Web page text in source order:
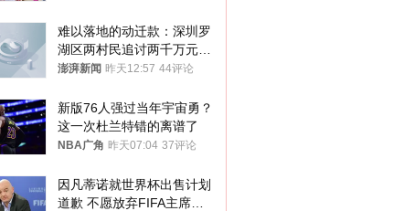
难以落地的动迁款：深圳罗
湖区两村民追讨两千万元动
迁款八年未果
澎湃新闻 昨天12:57 44评论
新版76人强过当年宇宙勇？
这一次杜兰特错的离谱了
NBA广角 昨天07:04 37评论
因凡蒂诺就世界杯出售计划
道歉 不愿放弃FIFA主席职